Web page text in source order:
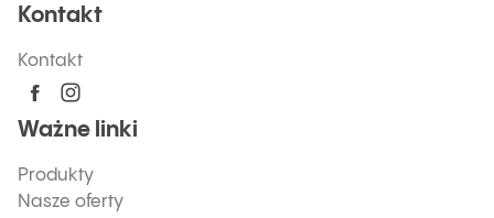
Kontakt
Kontakt
Ważne linki
Produkty
Nasze oferty